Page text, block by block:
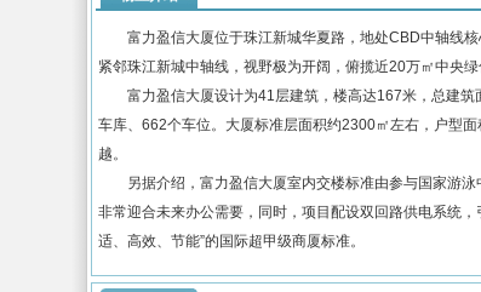
富力盈信大厦位于珠江新城华夏路，地处CBD中轴线核
紧邻珠江新城中轴线，视野极为开阔，俯揽近20万㎡中央绿
富力盈信大厦设计为41层建筑，楼高达167米，总建筑
车库、662个车位。大厦标准层面积约2300㎡左右，户型
越。
另据介绍，富力盈信大厦室内交楼标准由参与国家游泳
非常迎合未来办公需要，同时，项目配设双回路供电系统
适、高效、节能”的国际超甲级商厦标准。